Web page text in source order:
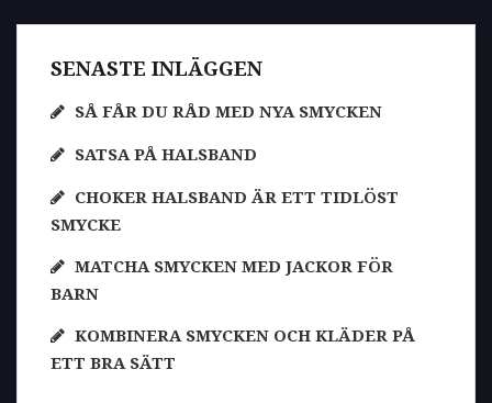
SENASTE INLÄGGEN
SÅ FÅR DU RÅD MED NYA SMYCKEN
SATSA PÅ HALSBAND
CHOKER HALSBAND ÄR ETT TIDLÖST
SMYCKE
MATCHA SMYCKEN MED JACKOR FÖR
BARN
KOMBINERA SMYCKEN OCH KLÄDER PÅ
ETT BRA SÄTT